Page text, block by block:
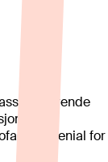
hvor
er genial for